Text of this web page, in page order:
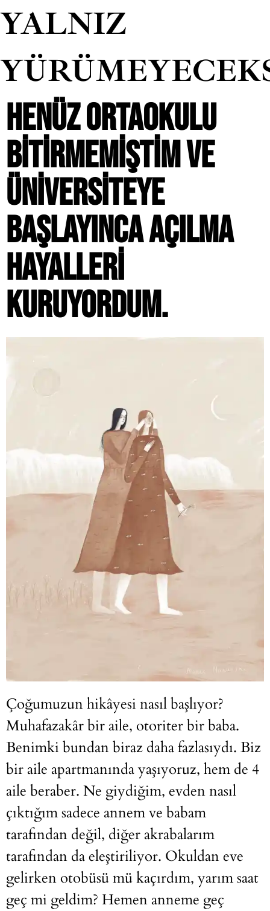
YALNIZ
HENÜZ ORTAOKULU
BITIRMEMIŞTIM VE
ÜNIVERSITEYE
BAŞLAYINCA AÇILMA
HAYALLERI
KURUYORDUM.
Çoğumuzun hikâyesi nasıl başlıyor?
Muhafazakâr bir aile, otoriter bir baba.
Benimki bundan biraz daha fazlasıydı. Biz
bir aile apartmanında yaşıyoruz, hem de 4
aile beraber. Ne giydiğim, evden nasıl
çıktığım sadece annem ve babam
tarafından değil, diğer akrabalarım
tarafından da eleştiriliyor. Okuldan eve
gelirken otobüsü mü kaçırdım, yarım saat
geç mi geldim? Hemen anneme geç